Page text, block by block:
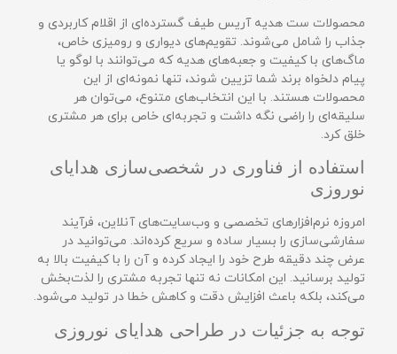
محصولات ست هدیه آریس طیف گسترده‌ای از اقلام کاربردی و
جذاب را شامل می‌شوند. تقویم‌های دیواری و رومیزی خاص،
ماگ‌های با کیفیت و جعبه‌های هدیه که می‌توانند با لوگو یا
پیام دلخواه برند شما تزیین شوند، تنها نمونه‌ای از این
محصولات هستند. با این انتخاب‌های متنوع، می‌توان هر
سلیقه‌ای را راضی نگه داشت و تجربه‌ای خاص برای هر مشتری
خلق کرد.
استفاده از فناوری در شخصی‌سازی هدایای
نوروزی
امروزه نرم‌افزارهای تخصصی و وب‌سایت‌های آنلاین، فرآیند
سفارشی‌سازی را بسیار ساده و سریع کرده‌اند. می‌توانید در
عرض چند دقیقه طرح خود را ایجاد کرده و آن را با کیفیت بالا به
تولید برسانید. این امکانات نه تنها تجربه مشتری را لذت‌بخش
می‌کند، بلکه باعث افزایش دقت و کاهش خطا در تولید می‌شود.
توجه به جزئیات در طراحی هدایای نوروزی